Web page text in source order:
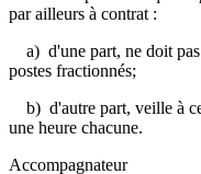
par ailleurs à contrat :
a) d'une part, ne doit pas
postes fractionnés;
b) d'autre part, veille à ce
une heure chacune.
Accompagnateur